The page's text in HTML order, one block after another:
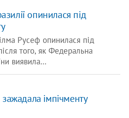
опинилася під
Русеф опинилася під
того, як Федеральна
виявила…
імпічменту